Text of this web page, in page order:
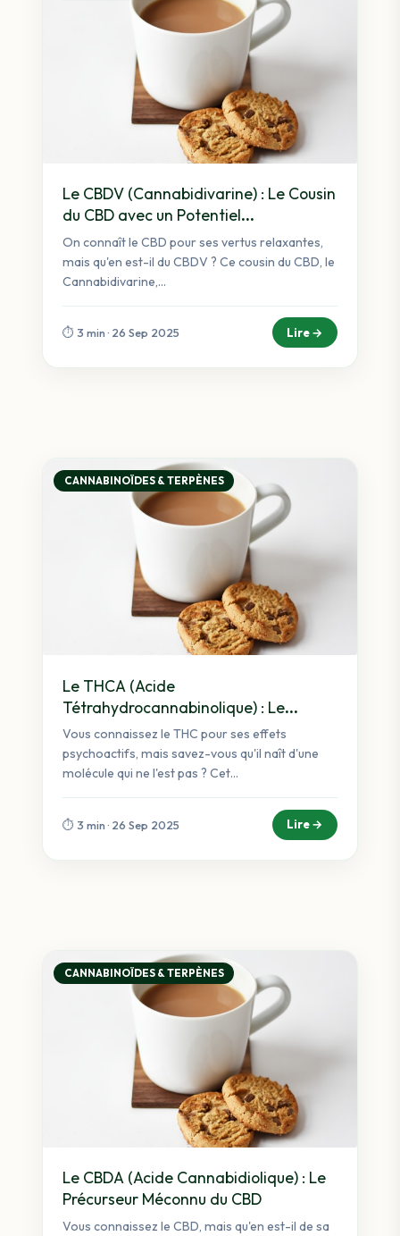
Le CBDV (Cannabidivarine) : Le Cousin
du CBD avec un Potentiel
Neurologique
On connaît le CBD pour ses vertus relaxantes,
mais qu'en est-il du CBDV ? Ce cousin du CBD, le
Cannabidivarine,...
⏱️ 3 min · 26 Sep 2025 Lire →
CANNABINOÏDES & TERPÈNES
Le THCA (Acide
Tétrahydrocannabinolique) : Le
Précurseur Non-Psychoactif du THC
Vous connaissez le THC pour ses effets
psychoactifs, mais savez-vous qu'il naît d'une
molécule qui ne l'est pas ? Cet...
⏱️ 3 min · 26 Sep 2025 Lire →
CANNABINOÏDES & TERPÈNES
Le CBDA (Acide Cannabidiolique) : Le
Précurseur Méconnu du CBD
Vous connaissez le CBD, mais qu'en est-il de sa